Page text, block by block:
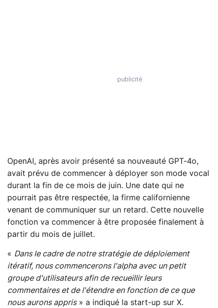
OpenAI, après avoir présenté sa nouveauté GPT-4o,
avait prévu de commencer à déployer son mode vocal
durant la fin de ce mois de juin. Une date qui ne
pourrait pas être respectée, la firme californienne
venant de communiquer sur un retard. Cette nouvelle
fonction va commencer à être proposée finalement à
partir du mois de juillet.
« Dans le cadre de notre stratégie de déploiement
itératif, nous commencerons l'alpha avec un petit
groupe d'utilisateurs afin de recueillir leurs
commentaires et de l'étendre en fonction de ce que
nous aurons appris» a indiqué la start-up sur X.